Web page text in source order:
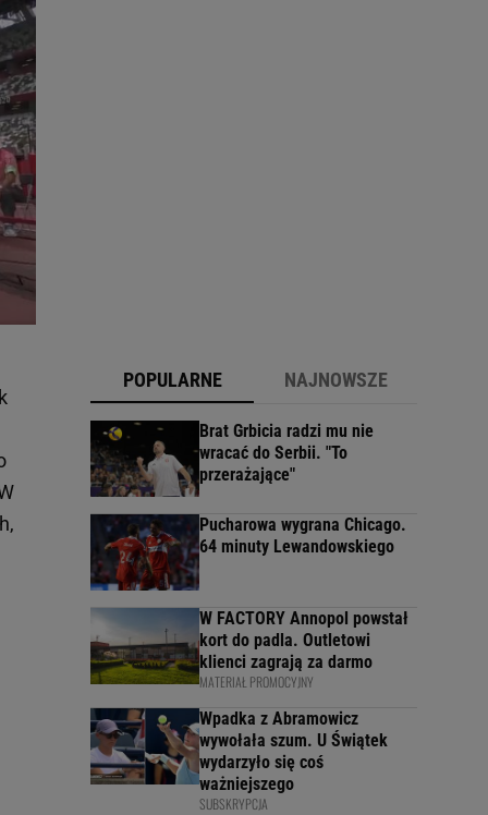
POPULARNE NAJNOWSZE
Brat Grbicia radzi mu nie
wracać do Serbii. "To
przerażające"
Pucharowa wygrana Chicago.
64 minuty Lewandowskiego
W FACTORY Annopol powstał
kort do padla. Outletowi
klienci zagrają za darmo
MATERIAŁ PROMOCYJNY
Wpadka z Abramowicz
wywołała szum. U Świątek
wydarzyło się coś
ważniejszego
SUBSKRYPCJA